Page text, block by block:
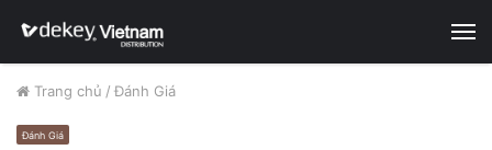
Trang chủ / Đánh Giá
Đánh Giá